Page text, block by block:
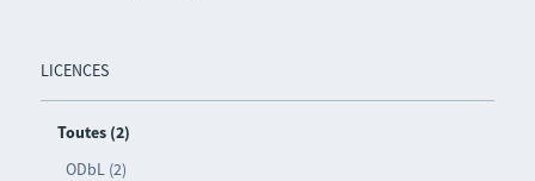
LICENCES
Toutes (2)
ODbL (2)